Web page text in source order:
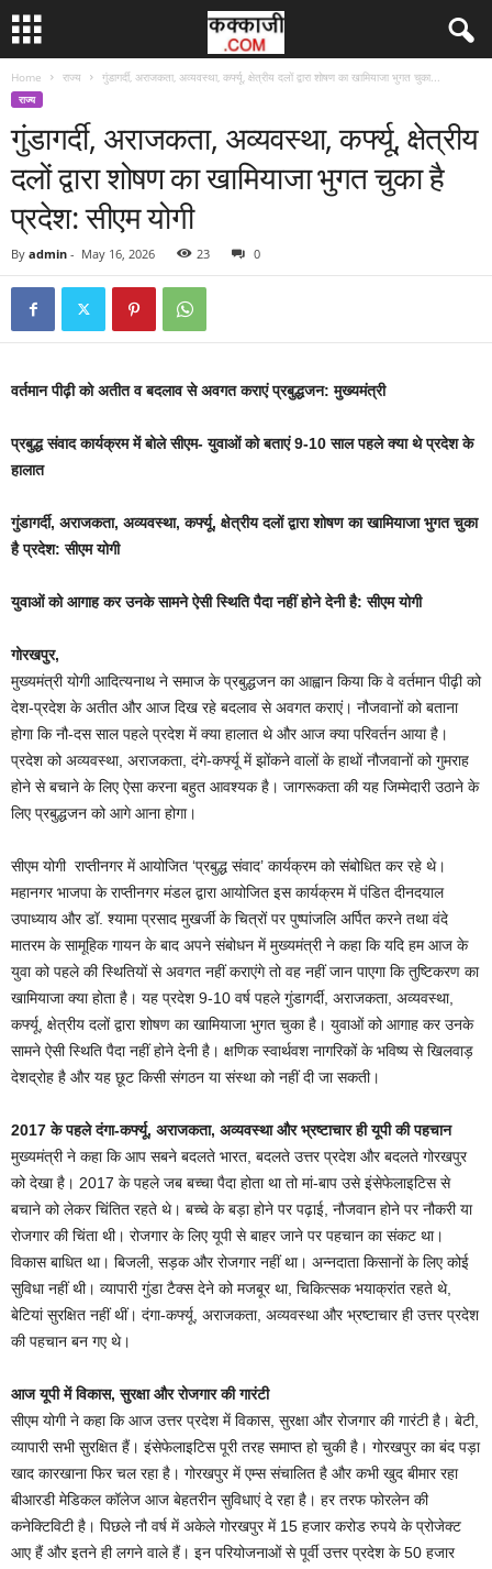
Home राज्य गुंडागर्दी, अराजकता, अव्यवस्था, कर्फ्यू, क्षेत्रीय दलों द्वारा शोषण का खामियाजा भुगत चुका...
राज्य
गुंडागर्दी, अराजकता, अव्यवस्था, कर्फ्यू, क्षेत्रीय
दलों द्वारा शोषण का खामियाजा भुगत चुका है
प्रदेश: सीएम योगी
By admin - May 16, 2026 23 0
वर्तमान पीढ़ी को अतीत व बदलाव से अवगत कराएं प्रबुद्धजन: मुख्यमंत्री
प्रबुद्ध संवाद कार्यक्रम में बोले सीएम- युवाओं को बताएं 9-10 साल पहले क्या थे प्रदेश के
हालात
गुंडागर्दी, अराजकता, अव्यवस्था, कर्फ्यू, क्षेत्रीय दलों द्वारा शोषण का खामियाजा भुगत चुका
है प्रदेश: सीएम योगी
युवाओं को आगाह कर उनके सामने ऐसी स्थिति पैदा नहीं होने देनी है: सीएम योगी
गोरखपुर,
मुख्यमंत्री योगी आदित्यनाथ ने समाज के प्रबुद्धजन का आह्वान किया कि वे वर्तमान पीढ़ी को
देश-प्रदेश के अतीत और आज दिख रहे बदलाव से अवगत कराएं। नौजवानों को बताना
होगा कि नौ-दस साल पहले प्रदेश में क्या हालात थे और आज क्या परिवर्तन आया है।
प्रदेश को अव्यवस्था, अराजकता, दंगे-कर्फ्यू में झोंकने वालों के हाथों नौजवानों को गुमराह
होने से बचाने के लिए ऐसा करना बहुत आवश्यक है। जागरूकता की यह जिम्मेदारी उठाने के
लिए प्रबुद्धजन को आगे आना होगा।
सीएम योगी राप्तीनगर में आयोजित ‘प्रबुद्ध संवाद’ कार्यक्रम को संबोधित कर रहे थे।
महानगर भाजपा के राप्तीनगर मंडल द्वारा आयोजित इस कार्यक्रम में पंडित दीनदयाल
उपाध्याय और डॉ. श्यामा प्रसाद मुखर्जी के चित्रों पर पुष्पांजलि अर्पित करने तथा वंदे
मातरम के सामूहिक गायन के बाद अपने संबोधन में मुख्यमंत्री ने कहा कि यदि हम आज के
युवा को पहले की स्थितियों से अवगत नहीं कराएंगे तो वह नहीं जान पाएगा कि तुष्टिकरण का
खामियाजा क्या होता है। यह प्रदेश 9-10 वर्ष पहले गुंडागर्दी, अराजकता, अव्यवस्था,
कर्फ्यू, क्षेत्रीय दलों द्वारा शोषण का खामियाजा भुगत चुका है। युवाओं को आगाह कर उनके
सामने ऐसी स्थिति पैदा नहीं होने देनी है। क्षणिक स्वार्थवश नागरिकों के भविष्य से खिलवाड़
देशद्रोह है और यह छूट किसी संगठन या संस्था को नहीं दी जा सकती।
2017 के पहले दंगा-कर्फ्यू, अराजकता, अव्यवस्था और भ्रष्टाचार ही यूपी की पहचान
मुख्यमंत्री ने कहा कि आप सबने बदलते भारत, बदलते उत्तर प्रदेश और बदलते गोरखपुर
को देखा है। 2017 के पहले जब बच्चा पैदा होता था तो मां-बाप उसे इंसेफेलाइटिस से
बचाने को लेकर चिंतित रहते थे। बच्चे के बड़ा होने पर पढ़ाई, नौजवान होने पर नौकरी या
रोजगार की चिंता थी। रोजगार के लिए यूपी से बाहर जाने पर पहचान का संकट था।
विकास बाधित था। बिजली, सड़क और रोजगार नहीं था। अन्नदाता किसानों के लिए कोई
सुविधा नहीं थी। व्यापारी गुंडा टैक्स देने को मजबूर था, चिकित्सक भयाक्रांत रहते थे,
बेटियां सुरक्षित नहीं थीं। दंगा-कर्फ्यू, अराजकता, अव्यवस्था और भ्रष्टाचार ही उत्तर प्रदेश
की पहचान बन गए थे।
आज यूपी में विकास, सुरक्षा और रोजगार की गारंटी
सीएम योगी ने कहा कि आज उत्तर प्रदेश में विकास, सुरक्षा और रोजगार की गारंटी है। बेटी,
व्यापारी सभी सुरक्षित हैं। इंसेफेलाइटिस पूरी तरह समाप्त हो चुकी है। गोरखपुर का बंद पड़ा
खाद कारखाना फिर चल रहा है। गोरखपुर में एम्स संचालित है और कभी खुद बीमार रहा
बीआरडी मेडिकल कॉलेज आज बेहतरीन सुविधाएं दे रहा है। हर तरफ फोरलेन की
कनेक्टिविटी है। पिछले नौ वर्ष में अकेले गोरखपुर में 15 हजार करोड रुपये के प्रोजेक्ट
आए हैं और इतने ही लगने वाले हैं। इन परियोजनाओं से पूर्वी उत्तर प्रदेश के 50 हजार